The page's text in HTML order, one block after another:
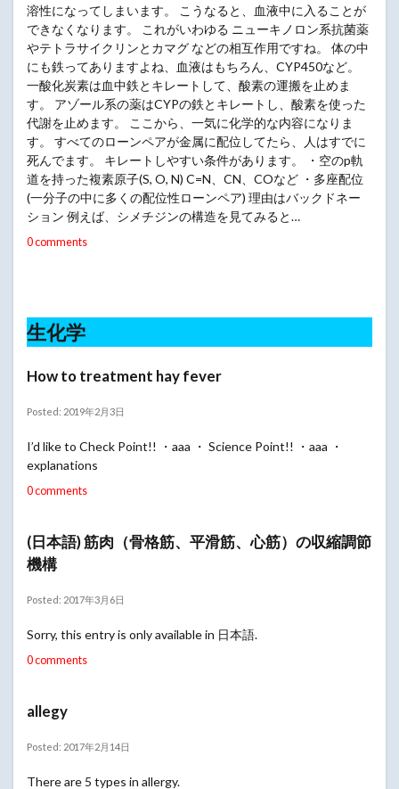
溶性になってしまいます。 こうなると、血液中に入ることが
できなくなります。 これがいわゆる ニューキノロン系抗菌薬
やテトラサイクリンとカマグ などの相互作用ですね。 体の中
にも鉄ってありますよね、血液はもちろん、CYP450など。
一酸化炭素は血中鉄とキレートして、酸素の運搬を止めま
す。 アゾール系の薬はCYPの鉄とキレートし、酸素を使った
代謝を止めます。 ここから、一気に化学的な内容になりま
す。 すべてのローンペアが金属に配位してたら、人はすでに
死んでます。 キレートしやすい条件があります。 ・空のp軌
道を持った複素原子(S, O, N) C=N、CN、COなど ・多座配位
(一分子の中に多くの配位性ローンペア) 理由はバックドネー
ション 例えば、シメチジンの構造を見てみると…
0 comments
生化学
How to treatment hay fever
Posted: 2019年2月3日
I’d like to Check Point!! ・aaa ・ Science Point!! ・aaa ・
explanations
0 comments
(日本語) 筋肉（骨格筋、平滑筋、心筋）の収縮調節
機構
Posted: 2017年3月6日
Sorry, this entry is only available in 日本語.
0 comments
allegy
Posted: 2017年2月14日
There are 5 types in allergy.